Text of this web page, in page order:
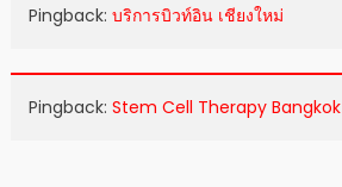
Pingback: บริการบิวท์อิน เชียงใหม่
Pingback: Stem Cell Therapy Bangkok